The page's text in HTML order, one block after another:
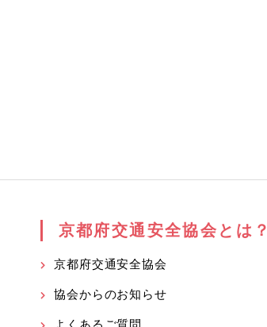
京都府交通安全協会とは？
京都府交通安全協会
協会からのお知らせ
よくあるご質問